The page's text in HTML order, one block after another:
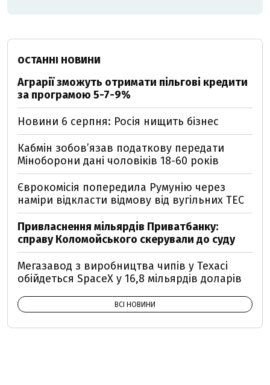
ОСТАННІ НОВИНИ
Аграрії зможуть отримати пільгові кредити
за програмою 5-7-9%
Новини 6 серпня: Росія нищить бізнес
Кабмін зобовʼязав податкову передати
Міноборони дані чоловіків 18-60 років
Єврокомісія попередила Румунію через
наміри відкласти відмову від вугільних ТЕС
Привласнення мільярдів Приватбанку:
справу Коломойського скерували до суду
Мегазавод з виробництва чипів у Техасі
обійдеться SpaceX у 16,8 мільярдів доларів
ВСІ НОВИНИ